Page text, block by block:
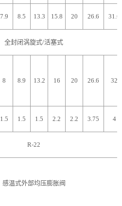
7.9 8.5 13.3 15.8 20 26.6 31.6
全封闭涡旋式/活塞式
8 8.9 13.2 16 20 26.6 32
1.5 1.5 1.5 2.2 2.2 3.75 4
R-22
感温式外部均压膨胀阀